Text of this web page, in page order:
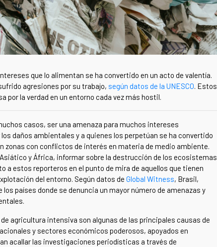
que lo alimentan se ha convertido en un acto de valentía.
agresiones por su trabajo, según datos de la UNESCO. Estos
por la verdad en un entorno cada vez más hostil.
casos, ser una amenaza para muchos intereses
daños ambientales y a quienes los perpetúan se ha convertido
zonas con conflictos de interés en materia de medio ambiente.
y África, informar sobre la destrucción de los ecosistemas
a estos reporteros en el punto de mira de aquellos que tienen
del entorno. Según datos de Global Witness, Brasil,
países donde se denuncia un mayor número de amenazas y
agricultura intensiva son algunas de las principales causas de
y sectores económicos poderosos, apoyados en
acallar las investigaciones periodísticas a través de